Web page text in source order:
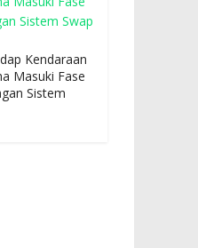
Kendaraan
Masuki Fase
Sistem